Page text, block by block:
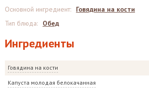
Ингредиенты
Говядина на кости
Капуста молодая белокачанная
Основной ингредиент:
Говядина на кости
Тип блюда: Обед